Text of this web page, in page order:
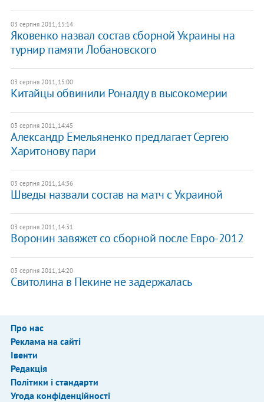
03 серпня 2011, 15:14
Яковенко назвал состав сборной Украины на
турнир памяти Лобановского
03 серпня 2011, 15:00
Китайцы обвинили Роналду в высокомерии
03 серпня 2011, 14:45
Александр Емельяненко предлагает Сергею
Харитонову пари
03 серпня 2011, 14:36
Шведы назвали состав на матч с Украиной
03 серпня 2011, 14:31
Воронин завяжет со сборной после Евро-2012
03 серпня 2011, 14:20
Свитолина в Пекине не задержалась
Про нас
Реклама на сайті
Івенти
Редакція
Політики і стандарти
Угода конфіденційності